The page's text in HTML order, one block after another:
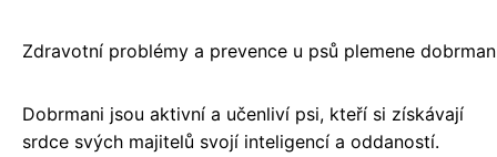
Zdravotní problémy a prevence u psů plemene dobrman
Dobrmani jsou aktivní a učenliví psi, kteří si získávají
srdce svých majitelů svojí inteligencí a oddaností.